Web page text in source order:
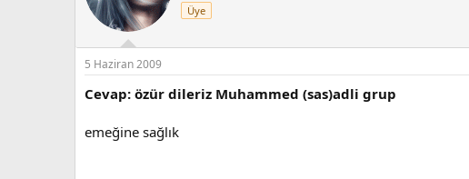
Üye
5 Haziran 2009
Cevap: özür dileriz Muhammed (sas)adli grup
emeğine sağlık